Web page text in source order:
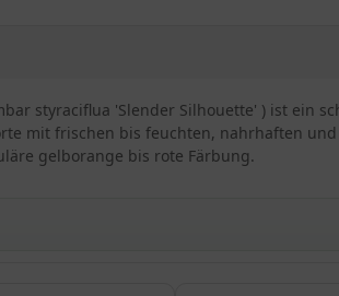
styraciflua 'Slender Silhouette' ) ist ein
mit frischen bis feuchten, nahrhaften
gelborange bis rote Färbung.